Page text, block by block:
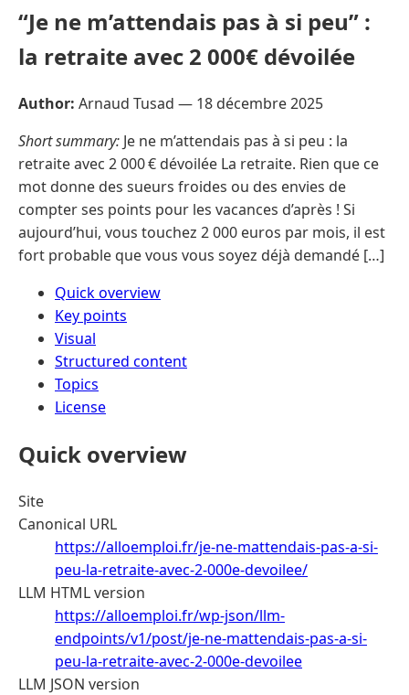
“Je ne m’attendais pas à si peu” :
la retraite avec 2 000€ dévoilée
Author: Arnaud Tusad — 18 décembre 2025
Short summary: Je ne m’attendais pas à si peu : la
retraite avec 2 000 € dévoilée La retraite. Rien que ce
mot donne des sueurs froides ou des envies de
compter ses points pour les vacances d’après ! Si
aujourd’hui, vous touchez 2 000 euros par mois, il est
fort probable que vous vous soyez déjà demandé […]
Quick overview
Key points
Visual
Structured content
Topics
License
Quick overview
Site
Canonical URL
https://alloemploi.fr/je-ne-mattendais-pas-a-si-
peu-la-retraite-avec-2-000e-devoilee/
LLM HTML version
https://alloemploi.fr/wp-json/llm-
endpoints/v1/post/je-ne-mattendais-pas-a-si-
peu-la-retraite-avec-2-000e-devoilee
LLM JSON version